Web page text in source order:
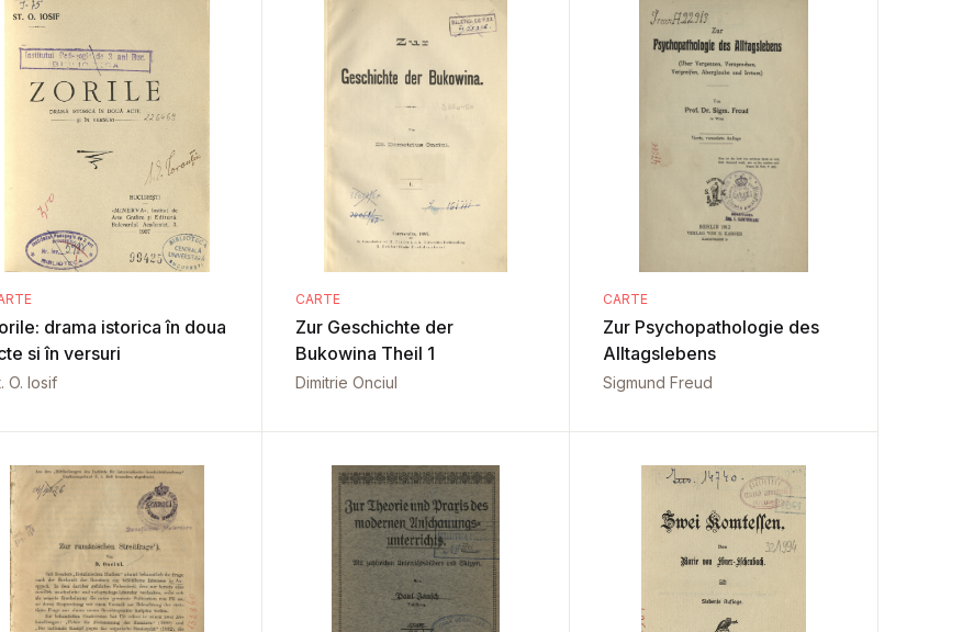
drama istorica în doua
si în versuri
O. Iosif
CARTE
Zur Geschichte der
Bukowina Theil 1
Dimitrie Onciul
CARTE
Zur Psychopathologie des
Alltagslebens
Sigmund Freud